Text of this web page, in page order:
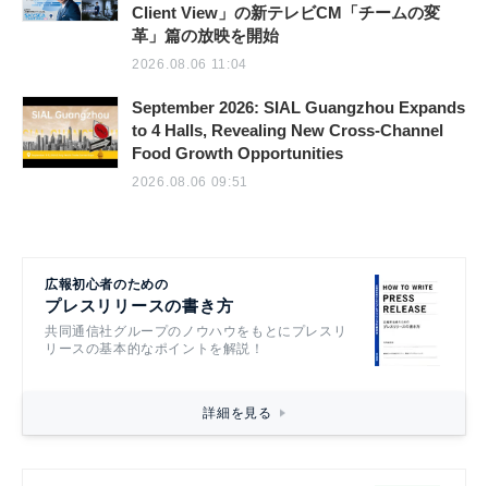
Client View」の新テレビCM「チームの変
革」篇の放映を開始
2026.08.06 11:04
September 2026: SIAL Guangzhou Expands
to 4 Halls, Revealing New Cross-Channel
Food Growth Opportunities
2026.08.06 09:51
広報初心者のための
プレスリリースの書き方
共同通信社グループのノウハウをもとにプレスリ
リースの基本的なポイントを解説！
詳細を見る